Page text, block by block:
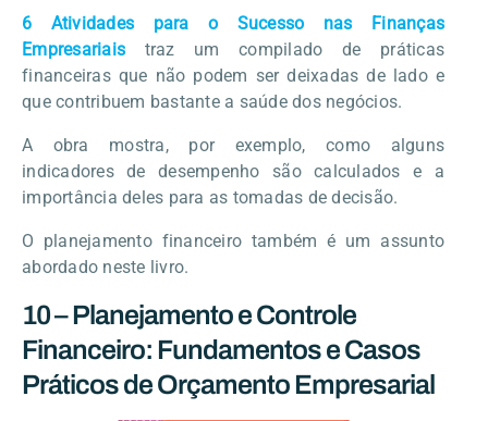
6 Atividades para o Sucesso nas Finanças
Empresariais traz um compilado de práticas
financeiras que não podem ser deixadas de lado e
que contribuem bastante a saúde dos negócios.
A obra mostra, por exemplo, como alguns
indicadores de desempenho são calculados e a
importância deles para as tomadas de decisão.
O planejamento financeiro também é um assunto
abordado neste livro.
10 – Planejamento e Controle
Financeiro: Fundamentos e Casos
Práticos de Orçamento Empresarial